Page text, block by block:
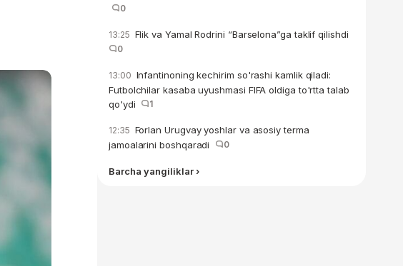
0
13:25 Flik va Yamal Rodrini “Barselona”ga taklif qilishdi
0
13:00 Infantinoning kechirim so'rashi kamlik qiladi:
Futbolchilar kasaba uyushmasi FIFA oldiga to'rtta talab
qo'ydi
1
12:35 Forlan Urugvay yoshlar va asosiy terma
jamoalarini boshqaradi
0
Barcha yangiliklar ›